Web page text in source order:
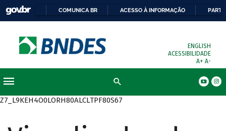
COMUNICA BR ACESSO À INFORMAÇÃO
ENGLISH
ACESSIBILIDADE
A+ A-
Z7_L9KEH4O0LORH80ALCLTPF80S67